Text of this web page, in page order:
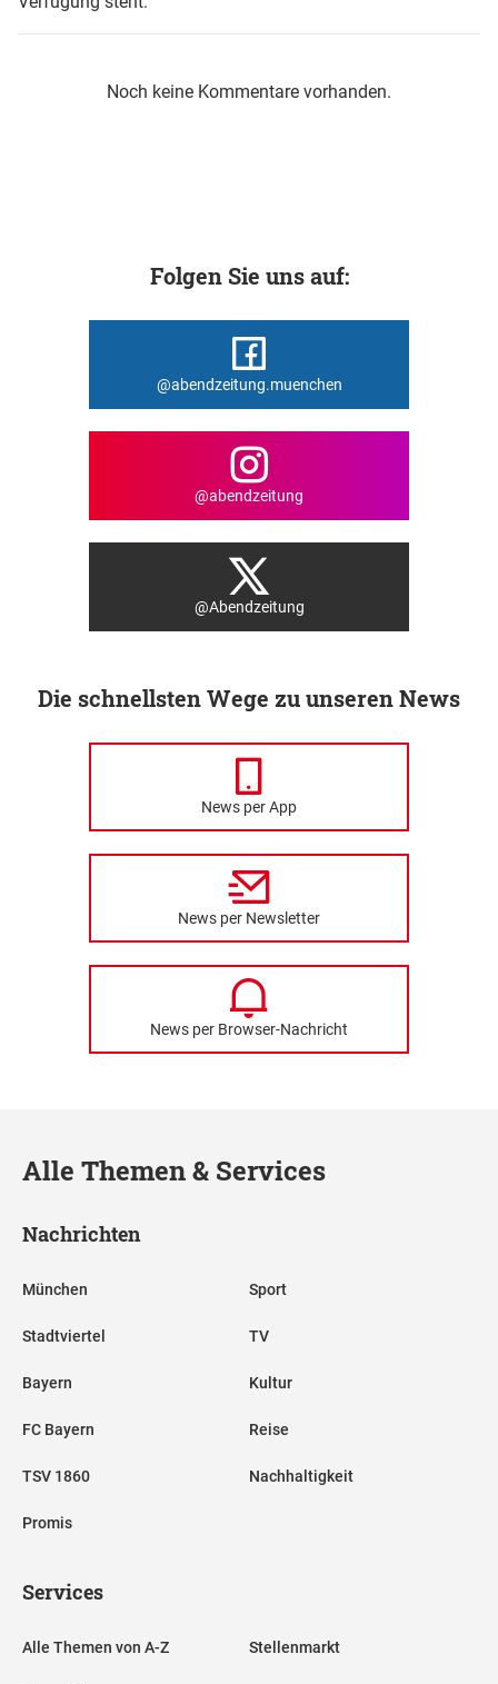
Noch keine Kommentare vorhanden.
Folgen Sie uns auf:
@abendzeitung.muenchen
@abendzeitung
@Abendzeitung
Die schnellsten Wege zu unseren News
News per App
News per Newsletter
News per Browser-Nachricht
Alle Themen & Services
Nachrichten
München
Stadtviertel
Bayern
FC Bayern
TSV 1860
Promis
Sport
TV
Kultur
Reise
Nachhaltigkeit
Services
Alle Themen von A-Z Stellenmarkt